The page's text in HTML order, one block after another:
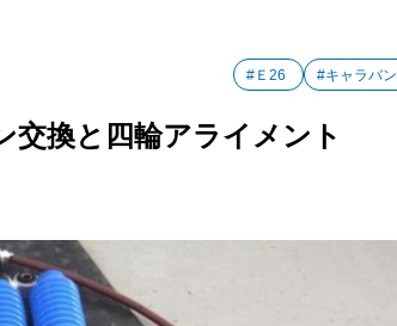
#Ｅ26 #キャラバン
交換と四輪アライメント